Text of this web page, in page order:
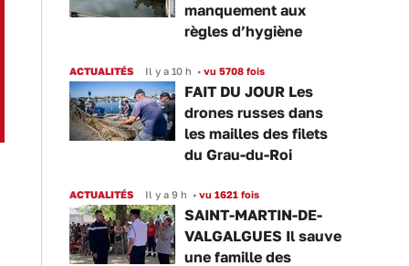
manquement aux
règles d’hygiène
ACTUALITÉS Il y a 10 h • vu 5708 fois
FAIT DU JOUR Les
drones russes dans
les mailles des filets
du Grau-du-Roi
ACTUALITÉS Il y a 9 h • vu 1621 fois
SAINT-MARTIN-DE-
VALGALGUES Il sauve
une famille des